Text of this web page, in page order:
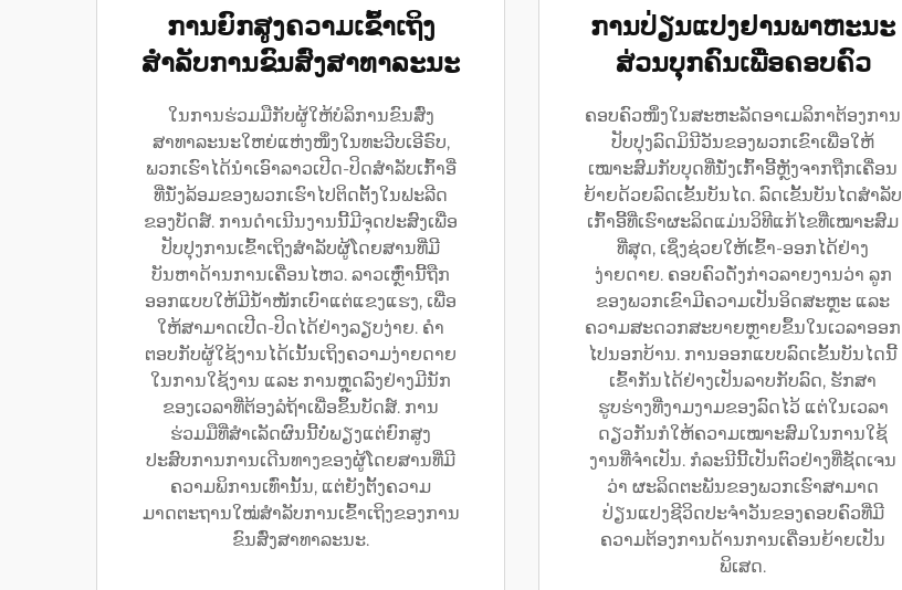
ການຍົກສູງຄວາມເຂົ້າເຖິງ
ສຳລັບການຂົນສົ່ງສາທາລະນະ
ໃນການຮ່ວມມືກັບຜູ້ໃຫ້ບໍລິການຂົນສົ່ງ
ສາທາລະນະໃຫຍ່ແຫ່ງໜຶ່ງໃນທະວີບເອີຣົບ,
ພວກເຮົາໄດ້ນຳເອົາລາວເປີດ-ປິດສຳລັບເກົ້າອີ່
ທີ່ນັ່ງລ້ອມຂອງພວກເຮົາໄປຕິດຕັ້ງໃນຟະລີດ
ຂອງບັດສ໌. ການດຳເນີນງານນີ້ມີຈຸດປະສົງເພື່ອ
ປັບປຸງການເຂົ້າເຖິງສຳລັບຜູ້ໂດຍສານທີ່ມີ
ບັນຫາດ້ານການເຄື່ອນໄຫວ. ລາວເຫຼົ່ານີ້ຖືກ
ອອກແບບໃຫ້ມີນ້ຳໜັກເບົາແຕ່ແຂງແຮງ, ເພື່ອ
ໃຫ້ສາມາດເປີດ-ປິດໄດ້ຢ່າງລຽບງ່າຍ. ຄຳ
ຕອບກັບຜູ້ໃຊ້ງານໄດ້ເນັ້ນເຖິງຄວາມງ່າຍດາຍ
ໃນການໃຊ້ງານ ແລະ ການຫຼຸດລົງຢ່າງມີນັກ
ຂອງເວລາທີ່ຕ້ອງລໍຖ້າເພື່ອຂຶ້ນບັດສ໌. ການ
ຮ່ວມມືທີ່ສຳເລັດຜົນນີ້ບໍ່ພຽງແຕ່ຍົກສູງ
ປະສົບການການເດີນທາງຂອງຜູ້ໂດຍສານທີ່ມີ
ຄວາມພິການເທົ່ານັ້ນ, ແຕ່ຍັງຕັ້ງຄວາມ
ມາດຕະຖານໃໝ່ສຳລັບການເຂົ້າເຖິງຂອງການ
ຂົນສົ່ງສາທາລະນະ.
ການປ່ຽນແປງຢານພາຫະນະ
ສ່ວນບຸກຄົນເພື່ອຄອບຄົວ
ຄອບຄົວໜຶ່ງໃນສະຫະລັດອາເມລິກາຕ້ອງການ
ປັບປຸງລົດມິນີວັນຂອງພວກເຂົາເພື່ອໃຫ້
ເໝາະສົມກັບບຸດທີ່ນັ່ງເກົ້າອີ້ຫຼັງຈາກຖືກເຄື່ອນ
ຍ້າຍດ້ວຍລົດເຂັ້ນບັນໄດ. ລົດເຂັ້ນບັນໄດສຳລັບ
ເກົ້າອີ້ທີ່ເຮົາຜະລິດແມ່ນວິທີແກ້ໄຂທີ່ເໝາະສົມ
ທີ່ສຸດ, ເຊິ່ງຊ່ວຍໃຫ້ເຂົ້າ-ອອກໄດ້ຢ່າງ
ງ່າຍດາຍ. ຄອບຄົວດັ່ງກ່າວລາຍງານວ່າ ລູກ
ຂອງພວກເຂົາມີຄວາມເປັນອິດສະຫຼະ ແລະ
ຄວາມສະດວກສະບາຍຫຼາຍຂຶ້ນໃນເວລາອອກ
ໄປນອກບ້ານ. ການອອກແບບລົດເຂັ້ນບັນໄດນີ້
ເຂົ້າກັນໄດ້ຢ່າງເປັນລາບກັບລົດ, ຮັກສາ
ຮູບຮ່າງທີ່ງາມງາມຂອງລົດໄວ້ ແຕ່ໃນເວລາ
ດຽວກັນກໍໃຫ້ຄວາມເໝາະສົມໃນການໃຊ້
ງານທີ່ຈຳເປັນ. ກໍລະນີນີ້ເປັນຕົວຢ່າງທີ່ຊັດເຈນ
ວ່າ ຜະລິດຕະພັນຂອງພວກເຮົາສາມາດ
ປ່ຽນແປງຊີວິດປະຈຳວັນຂອງຄອບຄົວທີ່ມີ
ຄວາມຕ້ອງການດ້ານການເຄື່ອນຍ້າຍເປັນ
ພິເສດ.